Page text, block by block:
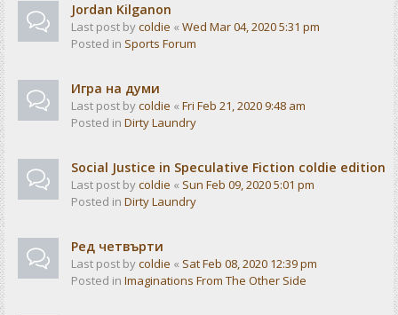
Jordan Kilganon
Last post bycoldie « Wed Mar 04, 2020 5:31 pm
Posted in Sports Forum
Игра на думи
Last post bycoldie « Fri Feb 21, 2020 9:48 am
Posted in Dirty Laundry
Social Justice in Speculative Fiction coldie edition
Last post bycoldie « Sun Feb 09, 2020 5:01 pm
Posted in Dirty Laundry
Ред четвърти
Last post bycoldie « Sat Feb 08, 2020 12:39 pm
Posted in Imaginations From The Other Side